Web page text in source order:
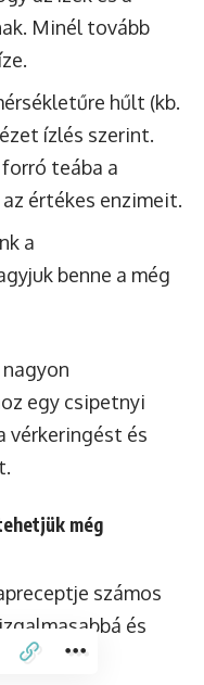
Minél tovább
hűlt (kb.
ízlés szerint.
teába a
értékes enzimeit.
a
benne a még
egy csipetnyi
vérkeringést és
még
számos
és